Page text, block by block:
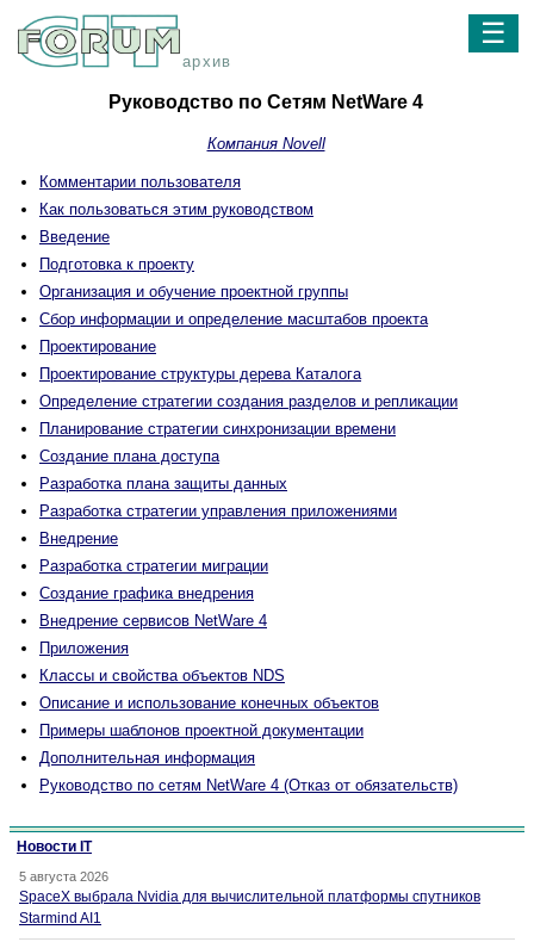
архив
☰
Руководство по Сетям NetWare 4
Компания Novell
Комментарии пользователя
Как пользоваться этим руководством
Введение
Подготовка к проекту
Организация и обучение проектной группы
Сбор информации и определение масштабов проекта
Проектирование
Проектирование структуры дерева Каталога
Определение стратегии создания разделов и репликации
Планирование стратегии синхронизации времени
Создание плана доступа
Разработка плана защиты данных
Разработка стратегии управления приложениями
Внедрение
Разработка стратегии миграции
Создание графика внедрения
Внедрение сервисов NetWare 4
Приложения
Классы и свойства объектов NDS
Описание и использование конечных объектов
Примеры шаблонов проектной документации
Дополнительная информация
Руководство по сетям NetWare 4 (Отказ от обязательств)
Новости IT
5 августа 2026
SpaceX выбрала Nvidia для вычислительной платформы спутников
Starmind AI1